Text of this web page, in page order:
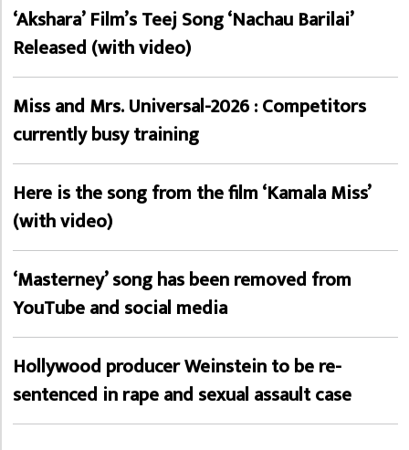
‘Akshara’ Film’s Teej Song ‘Nachau Barilai’
Released (with video)
Miss and Mrs. Universal-2026 : Competitors
currently busy training
Here is the song from the film ‘Kamala Miss’
(with video)
‘Masterney’ song has been removed from
YouTube and social media
Hollywood producer Weinstein to be re-
sentenced in rape and sexual assault case